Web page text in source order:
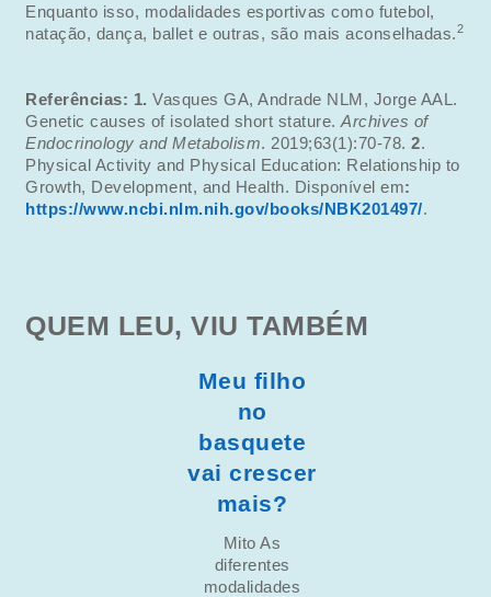
Enquanto isso, modalidades esportivas como futebol,
natação, dança, ballet e outras, são mais aconselhadas.2
Referências: 1. Vasques GA, Andrade NLM, Jorge AAL.
Genetic causes of isolated short stature.Archives of
Endocrinology and Metabolism. 2019;63(1):70-78.2.
Physical Activity and Physical Education: Relationship to
Growth, Development, and Health. Disponível em:
https://www.ncbi.nlm.nih.gov/books/NBK201497/.
QUEM LEU, VIU TAMBÉM
Meu filho
no
basquete
vai crescer
mais?
Mito As
diferentes
modalidades